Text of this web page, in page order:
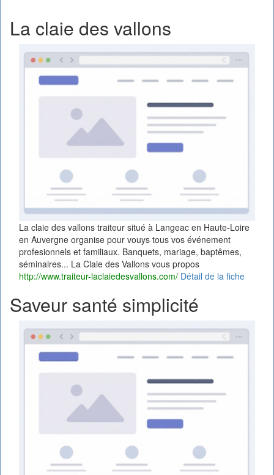
La claie des vallons
La claie des vallons traiteur situé à Langeac en Haute-Loire
en Auvergne organise pour vouys tous vos événement
profesionnels et familiaux. Banquets, mariage, baptêmes,
séminaires... La Claie des Vallons vous propos
http://www.traiteur-laclaiedesvallons.com/ Détail de la fiche
Saveur santé simplicité